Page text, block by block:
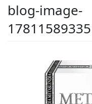
blog-image-